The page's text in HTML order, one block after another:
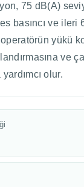
75 dB(A)
basıncı ve ileri
yükü
ve
olur.